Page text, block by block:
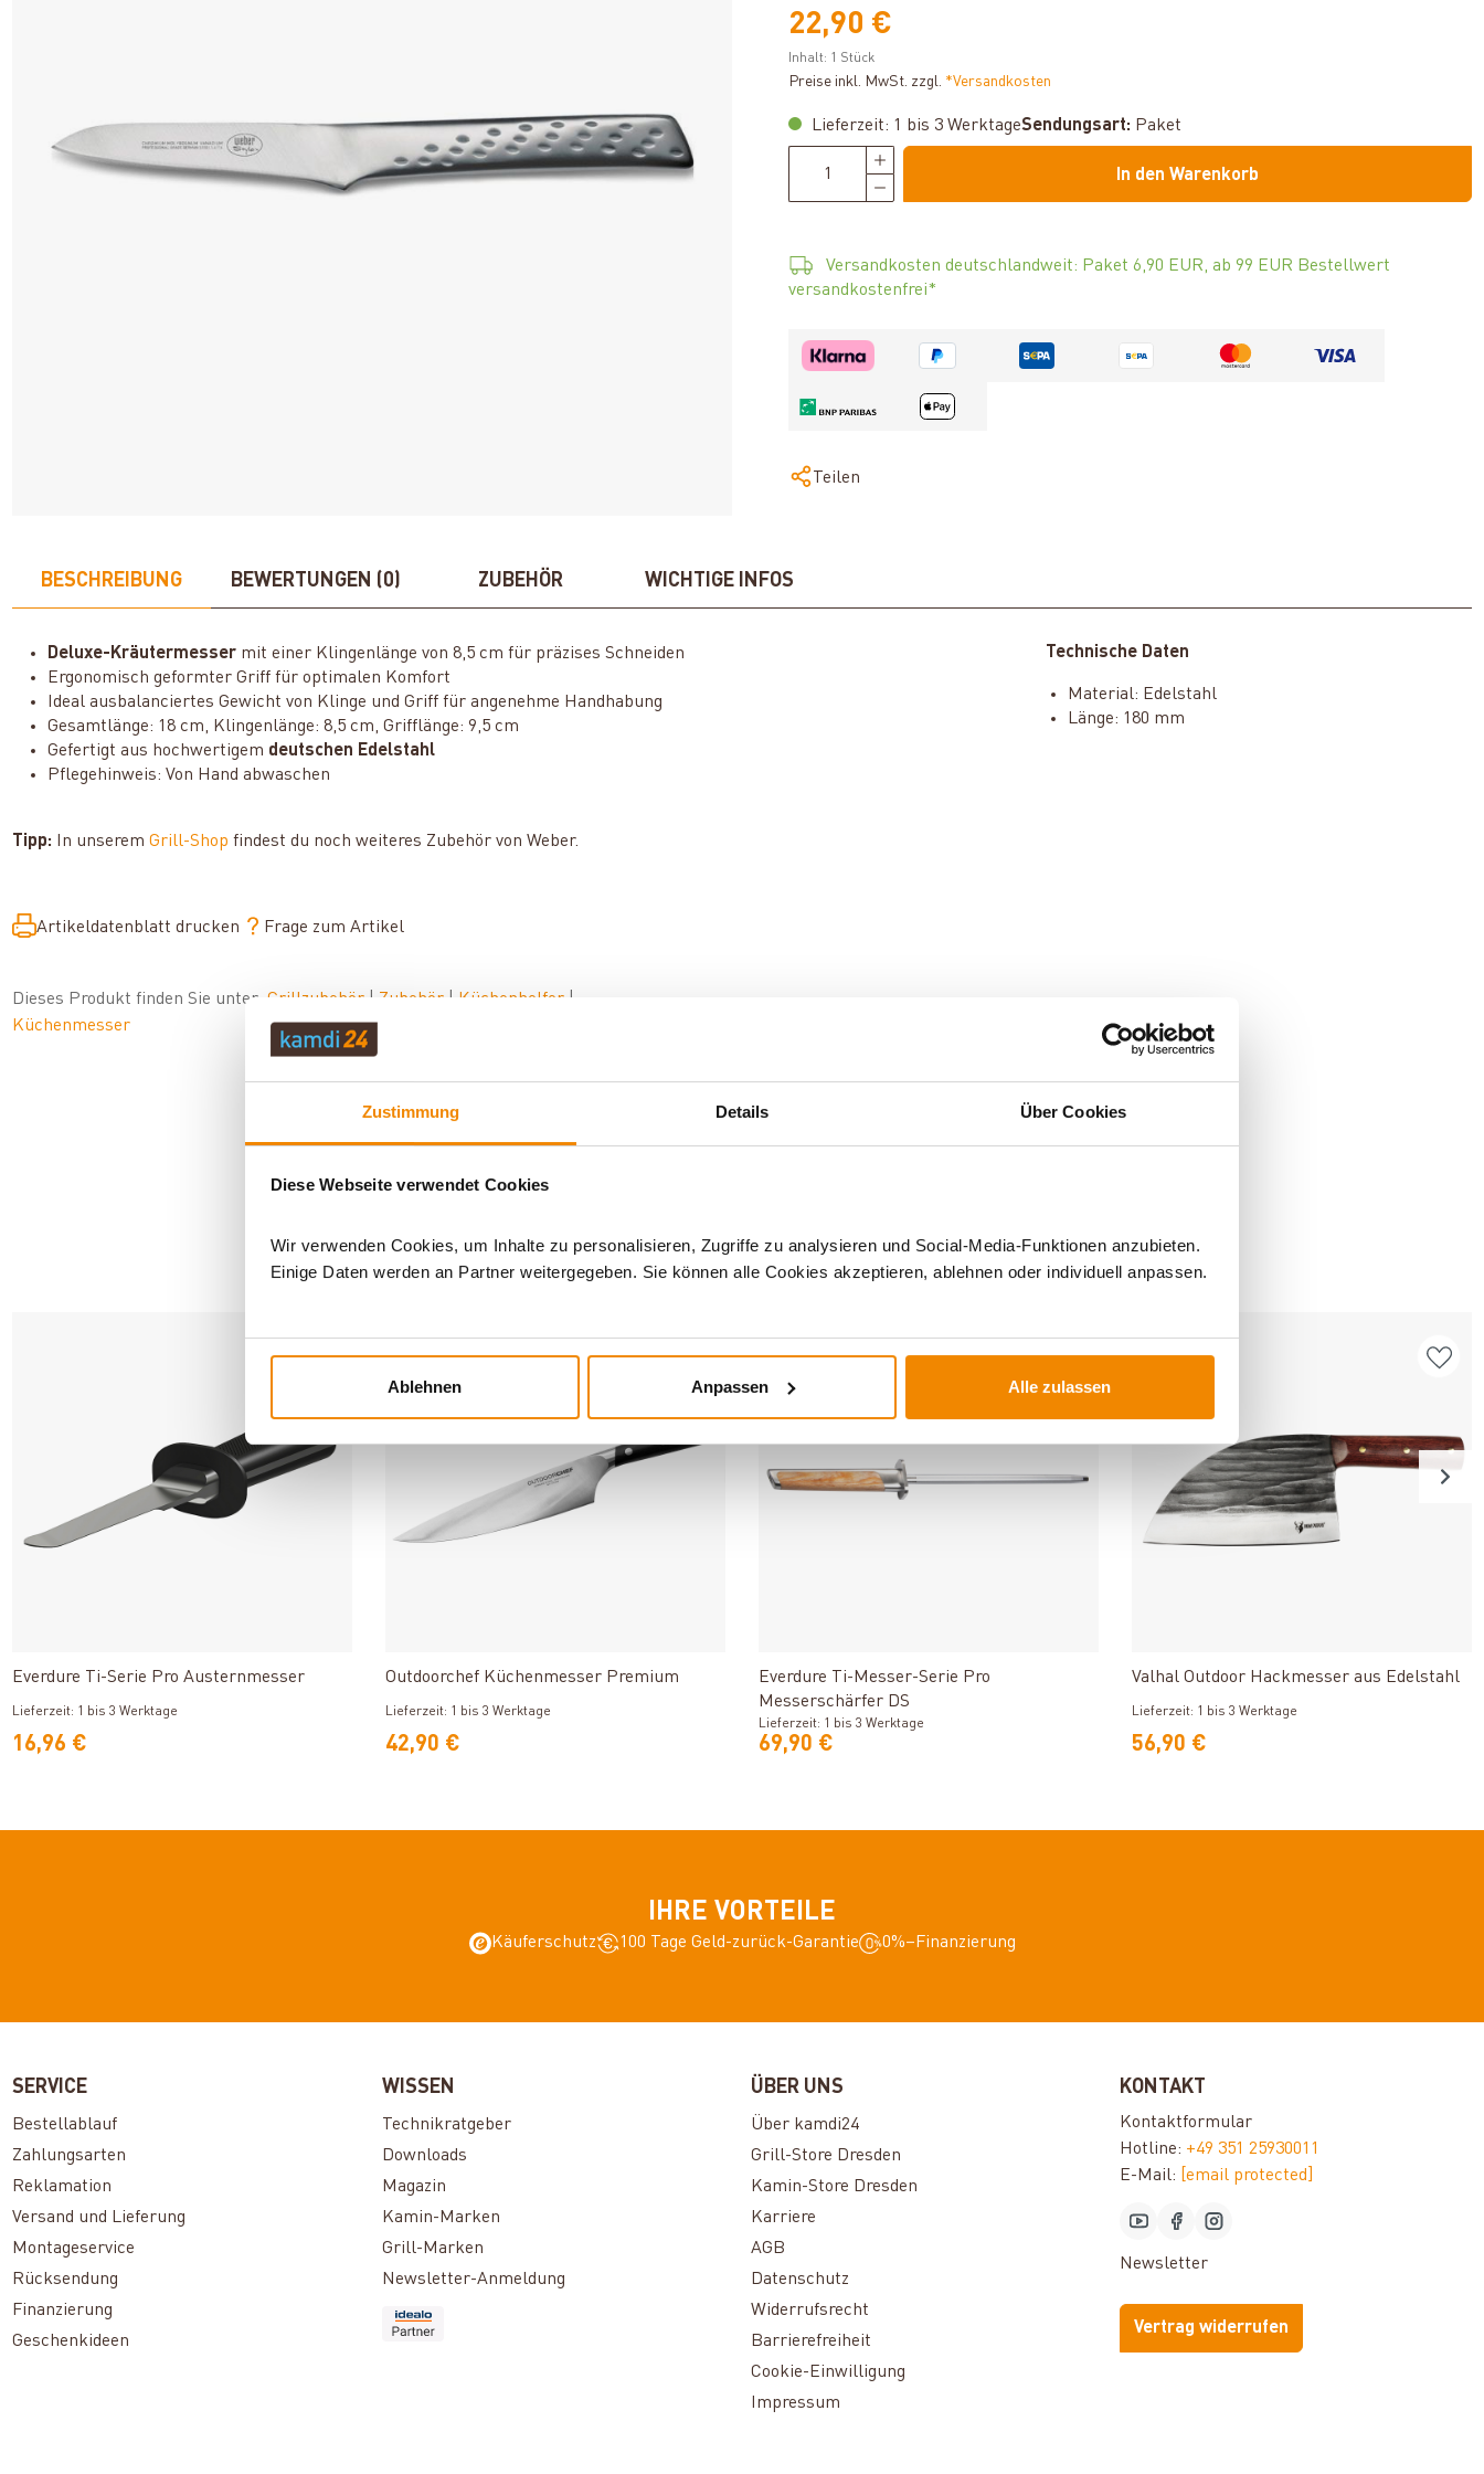
Zustimmung Details Über Cookies
Diese Webseite verwendet Cookies
Wir verwenden Cookies, um Inhalte zu personalisieren, Zugriffe zu analysieren und Social-Media-Funktionen anzubieten.
Einige Daten werden an Partner weitergegeben. Sie können alle Cookies akzeptieren, ablehnen oder individuell anpassen.
Ablehnen Anpassen Alle zulassen
22,90 €
Inhalt: 1 Stück
Preise inkl. MwSt. zzgl. *Versandkosten
Lieferzeit: 1 bis 3 WerktageSendungsart: Paket
In den Warenkorb
Versandkosten deutschlandweit: Paket 6,90 EUR, ab 99 EUR Bestellwert
versandkostenfrei*
Teilen
BESCHREIBUNG BEWERTUNGEN (0) ZUBEHÖR WICHTIGE INFOS
Deluxe-Kräutermesser mit einer Klingenlänge von 8,5 cm für präzises Schneiden
Ergonomisch geformter Griff für optimalen Komfort
Ideal ausbalanciertes Gewicht von Klinge und Griff für angenehme Handhabung
Gesamtlänge: 18 cm, Klingenlänge: 8,5 cm, Grifflänge: 9,5 cm
Gefertigt aus hochwertigem deutschen Edelstahl
Pflegehinweis: Von Hand abwaschen
Tipp: In unseremGrill-Shop findest du noch weiteres Zubehör von Weber.
Technische Daten
Material: Edelstahl
Länge: 180 mm
Artikeldatenblatt drucken Frage zum Artikel
Dieses Produkt finden Sie unter:Grillzubehör | Zubehör | Küchenhelfer |
Küchenmesser
ANDERE INTERESSIERTEN SICH AUCH DAFÜR
Everdure Ti-Serie Pro Austernmesser
Lieferzeit: 1 bis 3 Werktage
16,96 €
Outdoorchef Küchenmesser Premium
Lieferzeit: 1 bis 3 Werktage
42,90 €
Everdure Ti-Messer-Serie Pro
Messerschärfer DS
Lieferzeit: 1 bis 3 Werktage
69,90 €
Valhal Outdoor Hackmesser aus Edelstahl
Lieferzeit: 1 bis 3 Werktage
56,90 €
IHRE VORTEILE
Käuferschutz 100 Tage Geld-zurück-Garantie 0%–Finanzierung
SERVICE
Bestellablauf
Zahlungsarten
Reklamation
Versand und Lieferung
Montageservice
Rücksendung
Finanzierung
Geschenkideen
WISSEN
Technikratgeber
Downloads
Magazin
Kamin-Marken
Grill-Marken
Newsletter-Anmeldung
ÜBER UNS
Über kamdi24
Grill-Store Dresden
Kamin-Store Dresden
Karriere
AGB
Datenschutz
Widerrufsrecht
Barrierefreiheit
Cookie-Einwilligung
Impressum
KONTAKT
Kontaktformular
Hotline: +49 351 25930011
E-Mail:
[email protected]
Newsletter
Vertrag widerrufen